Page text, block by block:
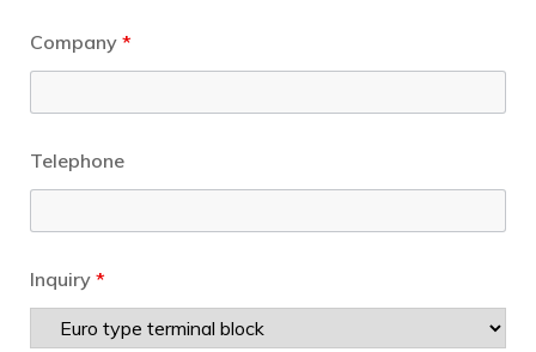
Company *
Telephone
Inquiry *